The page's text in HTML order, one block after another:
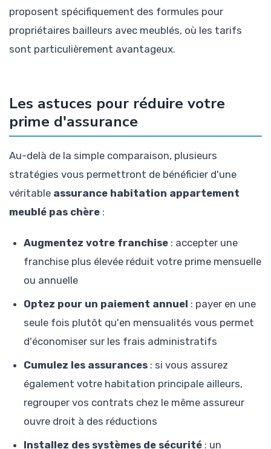
proposent spécifiquement des formules pour
propriétaires bailleurs avec meublés, où les tarifs
sont particulièrement avantageux.
Les astuces pour réduire votre
prime d'assurance
Au-delà de la simple comparaison, plusieurs
stratégies vous permettront de bénéficier d'une
véritable assurance habitation appartement
meublé pas chère :
Augmentez votre franchise : accepter une
franchise plus élevée réduit votre prime mensuelle
ou annuelle
Optez pour un paiement annuel : payer en une
seule fois plutôt qu'en mensualités vous permet
d'économiser sur les frais administratifs
Cumulez les assurances : si vous assurez
également votre habitation principale ailleurs,
regrouper vos contrats chez le même assureur
ouvre droit à des réductions
Installez des systèmes de sécurité : un